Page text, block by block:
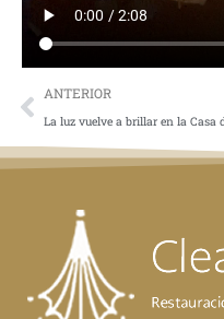
ANTERIOR